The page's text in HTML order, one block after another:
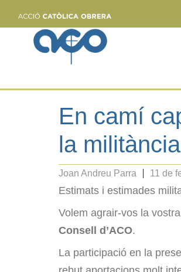
En camí
la militància
Joan Andreu Parra 11 de
Estimats i estimades
Volem agrair-vos la
Consell d’ACO.
La participació en la